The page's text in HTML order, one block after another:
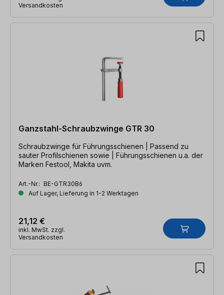
Versandkosten
Ganzstahl-Schraubzwinge GTR 30
Schraubzwinge für Führungsschienen | Passend zu
sauter Profilschienen sowie | Führungsschienen u.a. der
Marken Festool, Makita uvm.
Art.-Nr.: BE-GTR30B6
Auf Lager, Lieferung in 1-2 Werktagen
21,12 €
inkl. MwSt. zzgl.
Versandkosten